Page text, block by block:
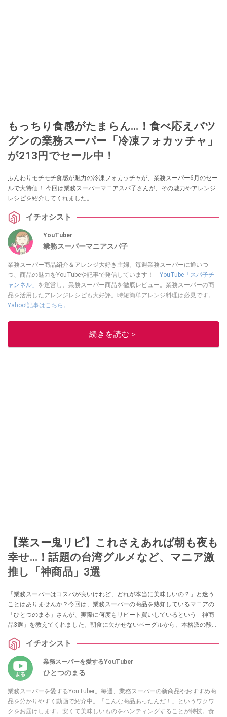
もっちり食感がたまらん…！食べ応えバツ
グンの業務スーパー「冷凍フォカッチャ」
が213円でセール中！
ふんわりモチモチ食感が魅力の冷凍フォカッチャが、業務スーパー6月のセー
ルで大特価！ 今回は業務スーパーマニアスパ子さんが、その魅力やアレンジ
レシピを紹介してくれました。
イチオシスト
YouTuber
業務スーパーマニアスパ子
業務スーパー商品紹介＆アレンジ大好き主婦。毎週業務スーパーに通いつ
つ、商品の魅力をYouTubeや記事で発信しています！ YouTube「スパ子チ
ャンネル」 を運営し、業務スーパー商品を徹底レビュー。業務スーパーの商
品を活用したアレンジレシピも大好評。時短簡単アレンジ料理は必見です。
Yahoo!記事はこちら。
このイチオシストの他の記事を読む
続きを読む＞
【業スー鬼リピ】これさえあれば朝も夜も
幸せ…！話題の台湾グルメなど、マニア激
推し「神商品」3選
「業務スーパーはコスパが良いけれど、どれが本当に美味しいの？」と迷う
ことはありませんか？今回は、業務スーパーの商品を熟知しているマニアの
「ひとつのまる」さんが、実際に何度もリピート買いしているという「神商
品3選」を教えてくれました。朝食に欠かせないベーグルから、本格派の酸っ
紹介します。イチオシスト
業務スーパーを愛するYouTuber
ひとつのまる
業務スーパーを愛するYouTuber。毎週、業務スーパーの新商品やおすすめ商
品を分かりやすく動画で紹介中。「こんな商品あったんだ！」というワクワ
クをお届けします。安くて美味しいものをハンティングすることが特技。食